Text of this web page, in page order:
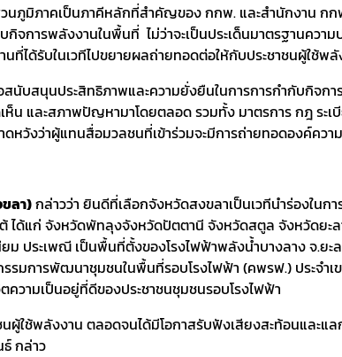
นภูมิภาคเป็นภาคีหลักที่สำคัญของ กกพ. และสำนักงาน ก
การพลังงานในพื้นที่ ไม่ว่าจะเป็นประเด็นมาตรฐานคว
ได้รับในเวทีไปขยายผลถ่ายทอดต่อให้กับประชาชนผู้ใช้
บสนุนประสิทธิภาพและความยั่งยืนในการการกำกับกิจก
ละสภาพปัญหามาโดยตลอด รวมทั้ง มาตรการ กฎ ระเ
วังว่าผู้แทนสื่อมวลชนที่เข้าร่วมจะมีการถ่ายทอดองค์ควา
ลา)กล่าวว่า ยินดีที่เลือกจังหวัดสงขลาเป็นเวทีนำร่องใน
ด้แก่ จังหวัดพัทลุงจังหวัดปัตตานี จังหวัดสตูล จังหวัดยะ
ประเพณี เป็นพื้นที่ตั้งของโรงไฟฟ้าพลังน้ำบางลาง จ.ย
การพัฒนาชุมชนในพื้นที่รอบโรงไฟฟ้า (คพรฟ.) ประจำเ
วามเป็นอยู่ที่ดีของประชาชนชุมชนรอบโรงไฟฟ้า
ใช้พลังงาน ตลอดจนได้มีโอกาสรับฟังเสียงสะท้อนและ
กล่าว